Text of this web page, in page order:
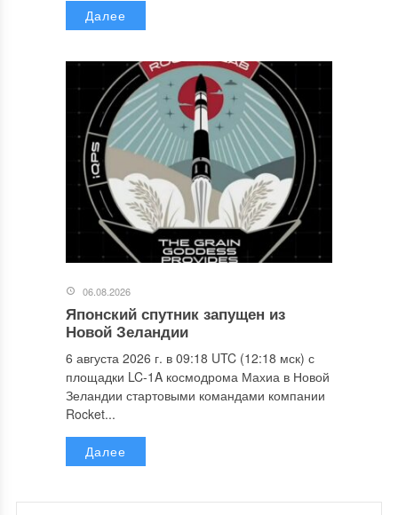
Далее
06.08.2026
Японский спутник запущен из
Новой Зеландии
6 августа 2026 г. в 09:18 UTC (12:18 мск) с
площадки LC-1A космодрома Махиа в Новой
Зеландии стартовыми командами компании
Rocket...
Далее